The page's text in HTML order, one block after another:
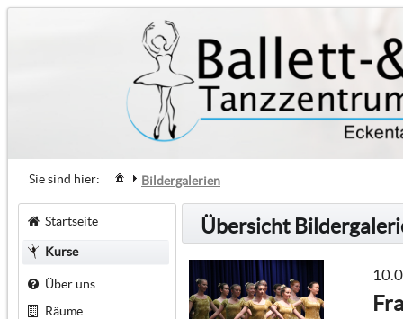
Sie sind hier: Bildergalerien
Startseite
Kurse
Über uns
Räume
Übersicht